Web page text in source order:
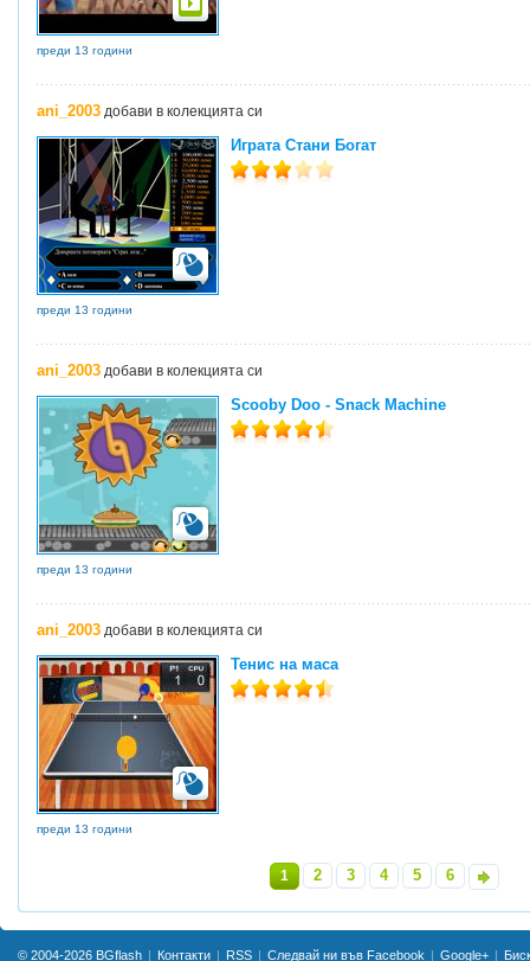
преди 13 години
ani_2003 добави в колекцията си
Играта Стани Богат
преди 13 години
ani_2003 добави в колекцията си
Scooby Doo - Snack Machine
преди 13 години
ani_2003 добави в колекцията си
Тенис на маса
преди 13 години
1 2 3 4 5 6»
© 2004-2026 BGflash Контакти RSS Следвай ни във Facebook Google+